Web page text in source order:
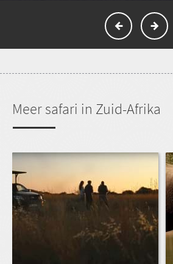
Meer safari in Zuid-Afrika